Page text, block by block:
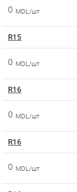
0 MDL/шт
R15
0 MDL/шт
R16
0 MDL/шт
R16
0 MDL/шт